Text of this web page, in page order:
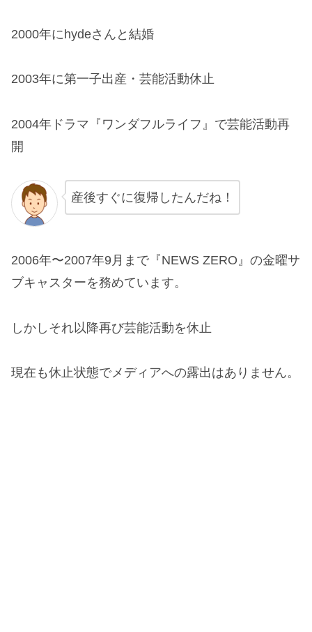
2000年にhydeさんと結婚
2003年に第一子出産・芸能活動休止
2004年ドラマ『ワンダフルライフ』で芸能活動再
開
産後すぐに復帰したんだね！
2006年〜2007年9月まで『NEWS ZERO』の金曜サ
ブキャスターを務めています。
しかしそれ以降再び芸能活動を休止
現在も休止状態でメディアへの露出はありません。